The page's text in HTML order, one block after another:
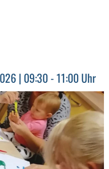
| 09:30 - 11:00 Uhr